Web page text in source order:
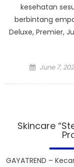
kesehatan
berbintang
Deluxe, Premier,
Posted
June 7,
Skincare
GAYATREND –